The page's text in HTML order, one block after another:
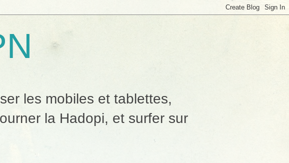
les mobiles et tablettes,
la Hadopi, et surfer sur